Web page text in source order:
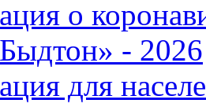
о
- 2026
для